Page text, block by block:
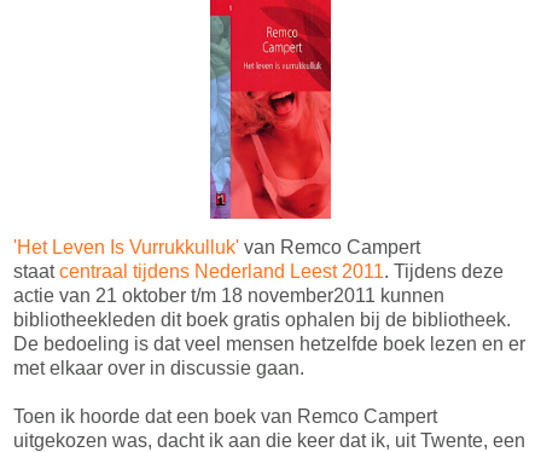
'Het Leven Is Vurrukkulluk' van Remco Campert
staatcentraal tijdens Nederland Leest 2011. Tijdens deze
actie van 21 oktober t/m 18 november2011 kunnen
bibliotheekleden dit boek gratis ophalen bij de bibliotheek.
De bedoeling is dat veel mensen hetzelfde boek lezen en er
met elkaar over in discussie gaan.
Toen ik hoorde dat een boek van Remco Campert
uitgekozen was, dacht ik aan die keer dat ik, uit Twente, een